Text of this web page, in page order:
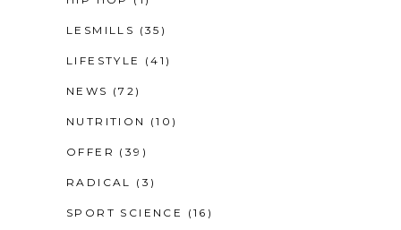
LESMILLS (35)
LIFESTYLE (41)
NEWS (72)
NUTRITION (10)
OFFER (39)
RADICAL (3)
SPORT SCIENCE (16)